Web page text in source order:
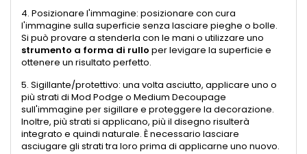
4. Posizionare l'immagine: posizionare con cura
l'immagine sulla superficie senza lasciare pieghe o bolle.
Si può provare a stenderla con le mani o utilizzare uno
strumento a forma di rullo per levigare la superficie e
ottenere un risultato perfetto.
5. Sigillante/protettivo: una volta asciutto, applicare uno o
più strati di Mod Podge o Medium Decoupage
sull'immagine per sigillare e proteggere la decorazione.
Inoltre, più strati si applicano, più il disegno risulterà
integrato e quindi naturale. È necessario lasciare
asciugare gli strati tra loro prima di applicarne uno nuovo.